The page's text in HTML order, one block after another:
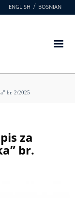
ENGLISH BOSNIAN
br. 2/2025
za
br.